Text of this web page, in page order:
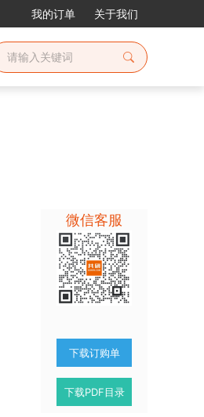
我的订单 关于我们
微信客服
下载订购单
下载PDF目录